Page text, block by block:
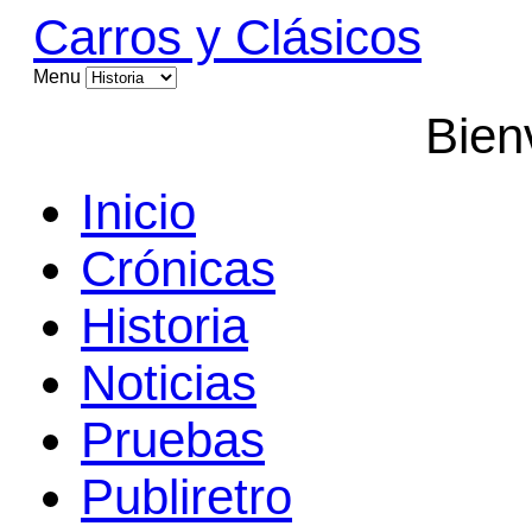
Carros y Clásicos
Menu
Inicio
Crónicas
Historia
Noticias
Pruebas
Publiretro